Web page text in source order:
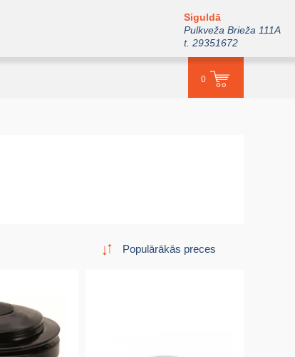
Siguldā
Pulkveža Brieža 111A
t. 29351672
0
Populārākās preces